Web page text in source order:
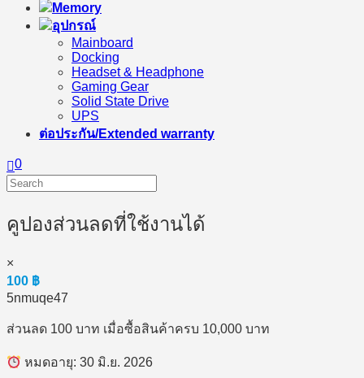
Memory
อุปกรณ์
Mainboard
Docking
Headset & Headphone
Gaming Gear
Solid State Drive
UPS
ต่อประกัน/Extended warranty
0
คูปองส่วนลดที่ใช้งานได้
×
100 ฿
5nmuqe47
ส่วนลด 100 บาท เมื่อซื้อสินค้าครบ 10,000 บาท
หมดอายุ: 30 มิ.ย. 2026